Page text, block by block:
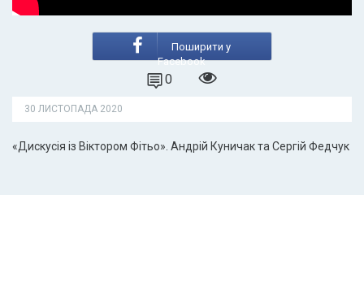
Поширити у
Facebook
0
30 ЛИСТОПАДА 2020
«Дискусія із Віктором Фітьо». Андрій Куничак та Сергій Федчук